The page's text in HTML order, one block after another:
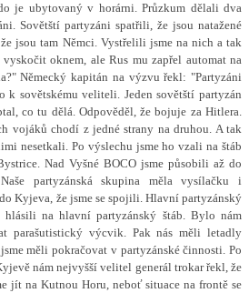
je ubytovaný v horárni. Průzkum dělali dva
Sovětští partyzáni spatřili, že jsou natažené
jsou tam Němci. Vystřelili jsme na nich a tak
oknem, ale Rus mu zapřel automat na
Německý kapitán na výzvu řekl: "Partyzáni
sovětskému veliteli. Jeden sovětští partyzán
co tu dělá. Odpověděl, že bojuje za Hitlera.
vojáků chodí z jedné strany na druhou. A tak
nesetkali. Po výslechu jsme ho vzali na štáb
Nad Vyšné BOCO jsme působili až do
partyzánská skupina měla vysílačku i
Kyjeva, že jsme se spojili. Hlavní partyzánský
hlásili na hlavní partyzánský štáb. Bylo nám
parašutistický výcvik. Pak nás měli letadly
měli pokračovat v partyzánské činnosti. Po
nám nejvyšší velitel generál trokar řekl, že
jít na Kutnou Horu, neboť situace na frontě se